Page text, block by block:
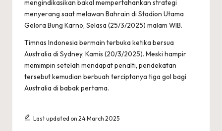
mengindikasikan bakal mempertahankan strategi
menyerang saat melawan Bahrain di Stadion Utama
Gelora Bung Karno, Selasa (25/3/2025) malam WIB.
Timnas Indonesia bermain terbuka ketika bersua
Australia di Sydney, Kamis (20/3/2025). Meski hampir
memimpin setelah mendapat penalti, pendekatan
tersebut kemudian berbuah terciptanya tiga gol bagi
Australia di babak pertama.
Last updated on 24 March 2025